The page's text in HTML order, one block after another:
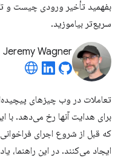
بفهمید تأخیر ورودی چیست و
سریع‌تر بیاموزید.
Jeremy Wagner
تعاملات در وب چیزهای
برای هدایت آنها رخ می‌دهد. با
که قبل از شروع اجرای
ایجاد می‌کنند. در این